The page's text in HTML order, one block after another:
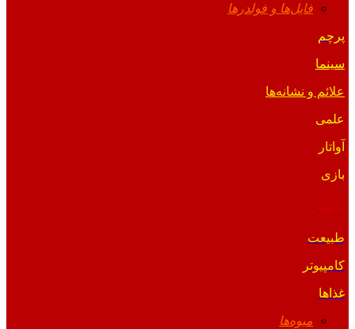
فایل‌ها و فولدرها
پرچم
سینما
علائم و نشانه‌ها
علمی
آواتار
بازی
طبیعت
کامپیوتر
غذاها
میوه‌ها